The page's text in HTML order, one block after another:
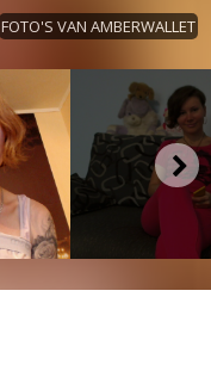
FOTO'S VAN AMBERWALLET